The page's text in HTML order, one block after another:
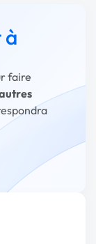
à
faire